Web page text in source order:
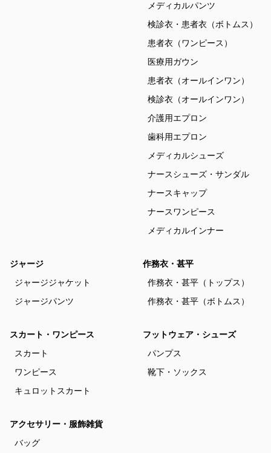
メディカルパンツ
検診衣・患者衣（ボトムス）
患者衣（ワンピース）
医療用ガウン
患者衣（オールインワン）
検診衣（オールインワン）
介護用エプロン
歯科用エプロン
メディカルシューズ
ナースシューズ・サンダル
ナースキャップ
ナースワンピース
メディカルインナー
ジャージ
ジャージジャケット
ジャージパンツ
作務衣・甚平
作務衣・甚平（トップス）
作務衣・甚平（ボトムス）
スカート・ワンピース
スカート
ワンピース
キュロットスカート
フットウェア・シューズ
パンプス
靴下・ソックス
アクセサリー・服飾雑貨
バッグ